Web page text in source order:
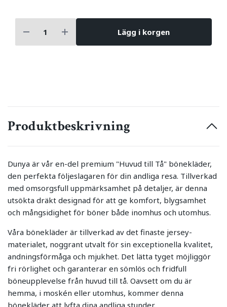
Lägg i korgen
Produktbeskrivning
Dunya är vår en-del premium "Huvud till Tå" bönekläder,
den perfekta följeslagaren för din andliga resa. Tillverkad
med omsorgsfull uppmärksamhet på detaljer, är denna
utsökta dräkt designad för att ge komfort, blygsamhet
och mångsidighet för böner både inomhus och utomhus.
Våra bönekläder är tillverkad av det finaste jersey-
materialet, noggrant utvalt för sin exceptionella kvalitet,
andningsförmåga och mjukhet. Det lätta tyget möjliggör
fri rörlighet och garanterar en sömlös och fridfull
böneupplevelse från huvud till tå. Oavsett om du är
hemma, i moskén eller utomhus, kommer denna